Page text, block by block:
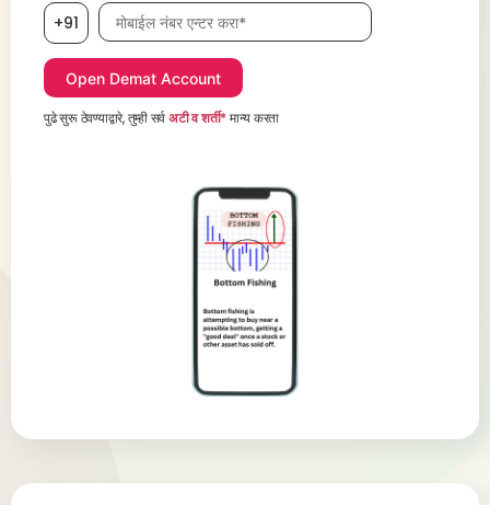
+91 मोबाईल नंबर, आवश्यक
पुढे सुरू ठेवण्याद्वारे, तुम्ही सर्वअटी व शर्ती*मान्य करता